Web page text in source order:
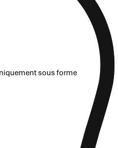
sous forme